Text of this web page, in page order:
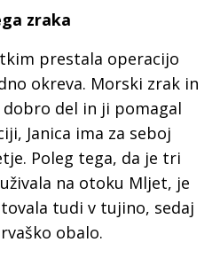
zraka
prestala operacijo
okreva. Morski zrak in
del in ji pomagal
Janica ima za seboj
Poleg tega, da je tri
na otoku Mljet, je
tudi v tujino, sedaj
obalo.